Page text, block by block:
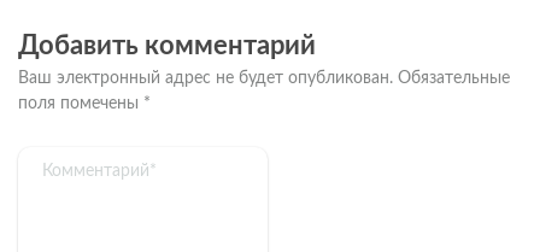
Добавить комментарий
Ваш электронный адрес не будет опубликован. Обязательные
поля помечены *